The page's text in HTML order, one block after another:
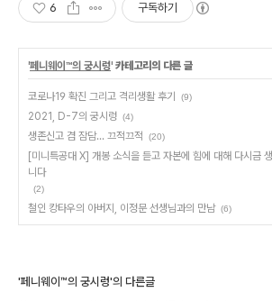
6 구독하기
'페니웨이™의 궁시렁' 카테고리의 다른 글
코로나19 확진 그리고 격리생활 후기 (9)
2021, D-7의 궁시렁 (4)
생존신고 겸 잠담... 끄적끄적 (20)
[미니특공대 X] 개봉 소식을 듣고 자본에 힘에 대해 다시금
니다
(2)
철인 캉타우의 아버지, 이정문 선생님과의 만남 (6)
'페니웨이™의 궁시렁'의 다른글